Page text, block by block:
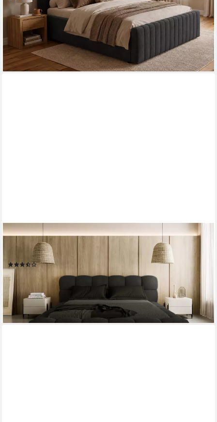
ab 413,80 € UVP639,00 €
-35%
lieferbar in 3 Wochen
+3
COMPLEO
Polsterbett BUBBLE boucle Designerbett 140/160/180x200
BIZU, Wolkenbett, TOPSELLER Stauraumbett MADE IN EU
(31)
ab 839,00 € 1.799,00 €
-53%
lieferbar - in 9-11 Werktagen bei dir
+3